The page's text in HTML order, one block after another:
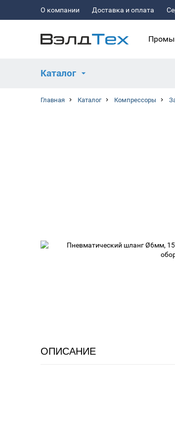
О компании Доставка и оплата
Каталог
Главная Каталог Компрессоры
ОПИСАНИЕ